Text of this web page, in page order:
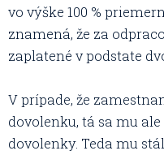
vo výške 100 %
znamená, že za
zaplatené v podstate
V prípade, že
dovolenku, tá sa mu
dovolenky. Teda mu